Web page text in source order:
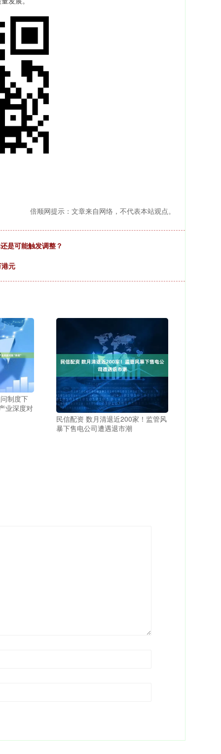
倍顺网提示：文章来自网络，不代表本站观点。
是可能触发调整？
元
制度下
业深度对
民信配资 数月清退近200家！监管风
暴下售电公司遭遇退市潮